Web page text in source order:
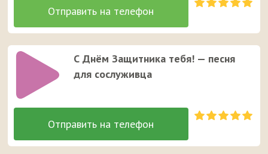
С Днём Защитника тебя! — песня
для сослуживца